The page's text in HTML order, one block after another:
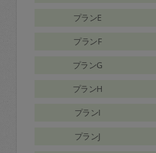
プランE
プランF
プランG
プランH
プランI
プランJ